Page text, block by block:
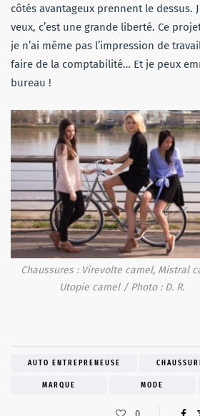
côtés avantageux prennent le dessus.
veux, c’est une grande liberté. Ce
je n’ai même pas l’impression de
faire de la comptabilité… Et je peux
bureau !
Chaussures : Virevolte camel, Mistral
Utopie camel / Photo : D. R.
AUTO ENTREPRENEUSE
MARQUE MODE